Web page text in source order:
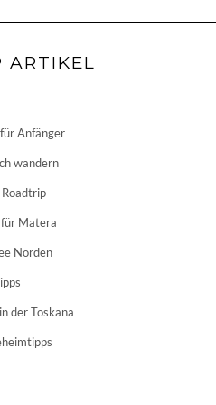
ARTIKEL
Anfänger
wandern
Matera
Norden
der Toskana